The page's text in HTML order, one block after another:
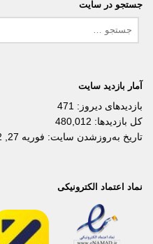
جستجو در سایت
آمار بازدید سایت
بازدیدهای دیروز: 471
کل بازدیدها: 480,012
تاریخ به‌روزشدن سایت: فوریه 27, 2022
نماد اعتماد الکترونیکی